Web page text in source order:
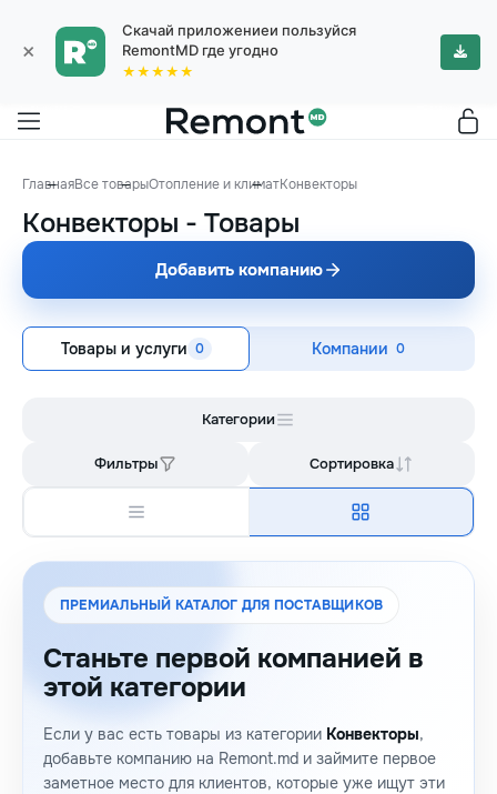
×
Скачай приложениеи пользуйся
RemontMD где угодно
★★★★★
ГлавнаяВсе товарыОтопление и климатКонвекторы
Конвекторы - Товары
Добавить компанию
Товары и услуги 0 Компании 0
Категории
Фильтры Сортировка
ПРЕМИАЛЬНЫЙ КАТАЛОГ ДЛЯ ПОСТАВЩИКОВ
Станьте первой компанией в
этой категории
Если у вас есть товары из категории Конвекторы,
добавьте компанию на Remont.md и займите первое
заметное место для клиентов, которые уже ищут эти